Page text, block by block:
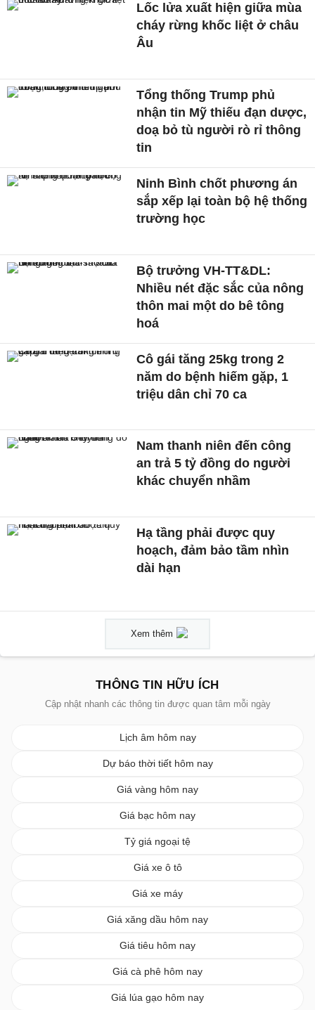
Lốc lửa xuất hiện giữa mùa
cháy rừng khốc liệt ở châu
Âu
Tổng thống Trump phủ
nhận tin Mỹ thiếu đạn dược,
doạ bỏ tù người rò rỉ thông
tin
Ninh Bình chốt phương án
sắp xếp lại toàn bộ hệ thống
trường học
Bộ trưởng VH-TT&DL:
Nhiều nét đặc sắc của nông
thôn mai một do bê tông
hoá
Cô gái tăng 25kg trong 2
năm do bệnh hiếm gặp, 1
triệu dân chỉ 70 ca
Nam thanh niên đến công
an trả 5 tỷ đồng do người
khác chuyển nhầm
Hạ tầng phải được quy
hoạch, đảm bảo tầm nhìn
dài hạn
Xem thêm
THÔNG TIN HỮU ÍCH
Cập nhật nhanh các thông tin được quan tâm mỗi ngày
Lịch âm hôm nay
Dự báo thời tiết hôm nay
Giá vàng hôm nay
Giá bạc hôm nay
Tỷ giá ngoại tệ
Giá xe ô tô
Giá xe máy
Giá xăng dầu hôm nay
Giá tiêu hôm nay
Giá cà phê hôm nay
Giá lúa gạo hôm nay